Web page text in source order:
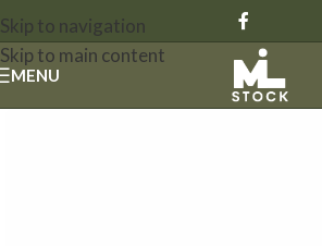
Skip to navigation
Skip to main content
MENU